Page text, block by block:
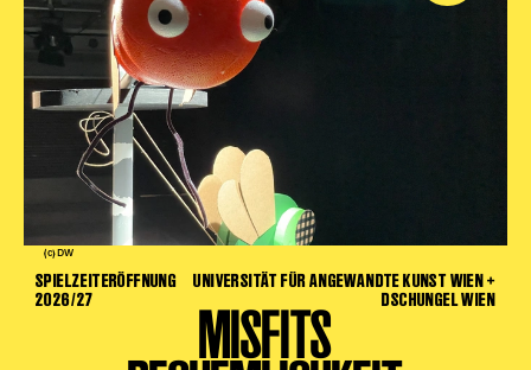
(c) DW
SPIELZEITERÖFFNUNG
2026/27
UNIVERSITÄT FÜR ANGEWANDTE KUNST WIEN +
DSCHUNGEL WIEN
MISFITS